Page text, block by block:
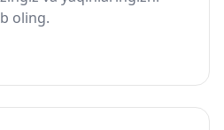
oling.